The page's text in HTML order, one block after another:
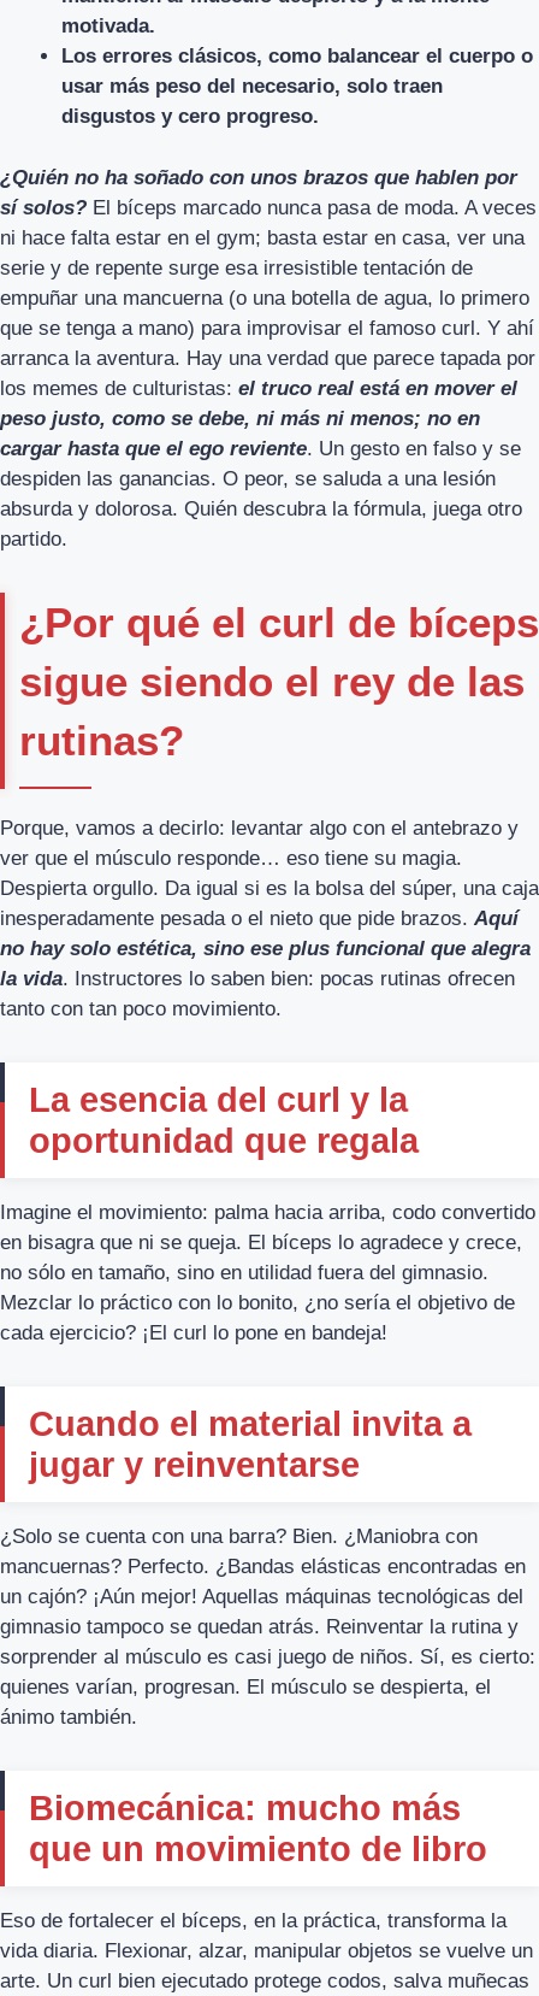
motivada.
Los errores clásicos, como balancear el cuerpo o
usar más peso del necesario, solo traen
disgustos y cero progreso.
¿Quién no ha soñado con unos brazos que hablen por
sí solos? El bíceps marcado nunca pasa de moda. A veces
ni hace falta estar en el gym; basta estar en casa, ver una
serie y de repente surge esa irresistible tentación de
empuñar una mancuerna (o una botella de agua, lo primero
que se tenga a mano) para improvisar el famoso curl. Y ahí
arranca la aventura. Hay una verdad que parece tapada por
los memes de culturistas: el truco real está en mover el
peso justo, como se debe, ni más ni menos; no en
cargar hasta que el ego reviente. Un gesto en falso y se
despiden las ganancias. O peor, se saluda a una lesión
absurda y dolorosa. Quién descubra la fórmula, juega otro
partido.
¿Por qué el curl de bíceps
sigue siendo el rey de las
rutinas?
Porque, vamos a decirlo: levantar algo con el antebrazo y
ver que el músculo responde… eso tiene su magia.
Despierta orgullo. Da igual si es la bolsa del súper, una caja
inesperadamente pesada o el nieto que pide brazos. Aquí
no hay solo estética, sino ese plus funcional que alegra
la vida. Instructores lo saben bien: pocas rutinas ofrecen
tanto con tan poco movimiento.
La esencia del curl y la
oportunidad que regala
Imagine el movimiento: palma hacia arriba, codo convertido
en bisagra que ni se queja. El bíceps lo agradece y crece,
no sólo en tamaño, sino en utilidad fuera del gimnasio.
Mezclar lo práctico con lo bonito, ¿no sería el objetivo de
cada ejercicio? ¡El curl lo pone en bandeja!
Cuando el material invita a
jugar y reinventarse
¿Solo se cuenta con una barra? Bien. ¿Maniobra con
mancuernas? Perfecto. ¿Bandas elásticas encontradas en
un cajón? ¡Aún mejor! Aquellas máquinas tecnológicas del
gimnasio tampoco se quedan atrás. Reinventar la rutina y
sorprender al músculo es casi juego de niños. Sí, es cierto:
quienes varían, progresan. El músculo se despierta, el
ánimo también.
Biomecánica: mucho más
que un movimiento de libro
Eso de fortalecer el bíceps, en la práctica, transforma la
vida diaria. Flexionar, alzar, manipular objetos se vuelve un
arte. Un curl bien ejecutado protege codos, salva muñecas